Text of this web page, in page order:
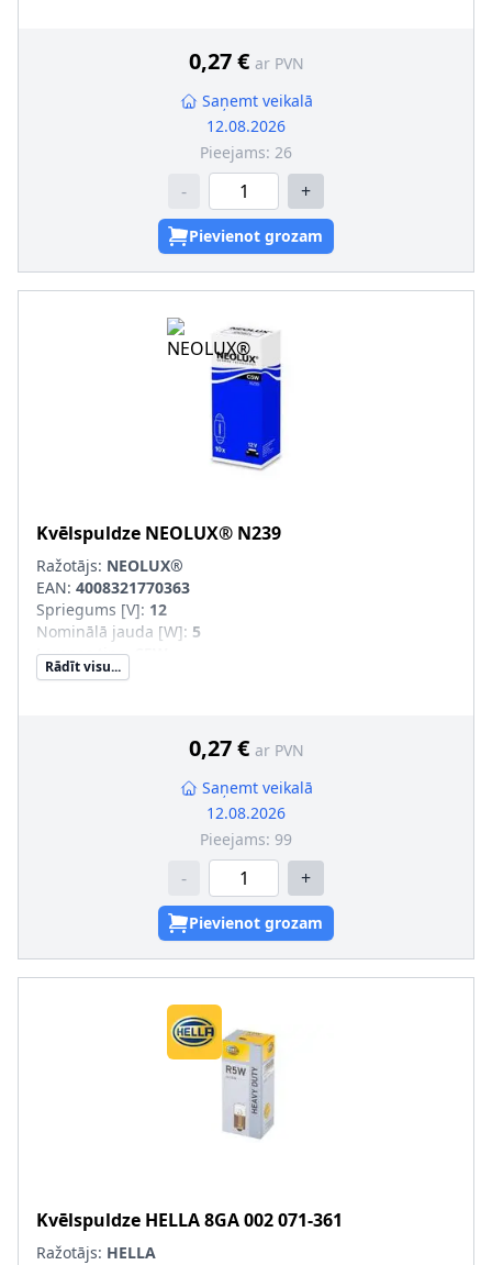
Kaste
1330-43-4; Disodium tetraborate, anhydrous
Montāža/demontāža jāveic kvalificētam personālam!
Kvēlspuldzes cokola konstrukcija:
0,27 € ar PVN
Saņemt veikalā
12.08.2026
Pieejams: 26
- +
Pievienot grozam
Kvēlspuldze NEOLUX® N239
Ražotājs: NEOLUX®
EAN: 4008321770363
Spriegums [V]: 12
Nominālā jauda [W]: 5
Lampas tips:
Kvēlspuldzes cokola konstrukcija
Rādīt visu...
0,27 € ar PVN
Saņemt veikalā
12.08.2026
Pieejams: 99
- +
Pievienot grozam
Kvēlspuldze HELLA8GA 002 071-361
Ražotājs: HELLA